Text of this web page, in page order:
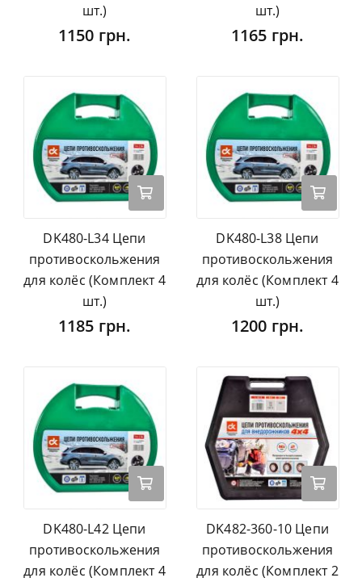
шт.)
1150 грн.
шт.)
1165 грн.
DK480-L34 Цепи
противоскольжения
для колёс (Комплект 4
шт.)
1185 грн.
DK480-L38 Цепи
противоскольжения
для колёс (Комплект 4
шт.)
1200 грн.
DK480-L42 Цепи
противоскольжения
для колёс (Комплект 4
DK482-360-10 Цепи
противоскольжения
для колёс (Комплект 2